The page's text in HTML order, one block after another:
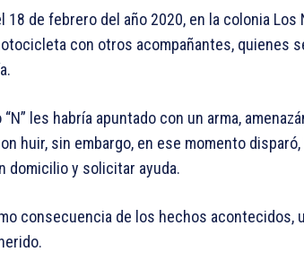
de febrero del año 2020, en la colonia Los
con otros acompañantes, quienes
“N” les habría apuntado con un arma,
huir, sin embargo, en ese momento
domicilio y solicitar ayuda.
consecuencia de los hechos acontecidos,